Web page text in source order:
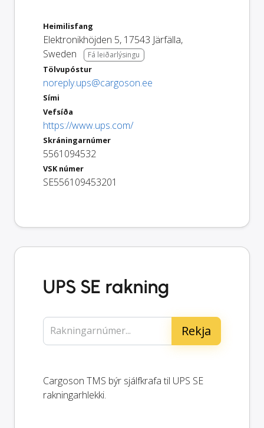
Heimilisfang
Elektronikhöjden 5, 17543 Järfälla,
Sweden
Fá leiðarlýsingu
Tölvupóstur
noreply.ups@cargoson.ee
Sími
Vefsíða
https://www.ups.com/
Skráningarnúmer
5561094532
VSK númer
SE556109453201
UPS SE rakning
Rakningarnúmer...
Cargoson TMS býr sjálfkrafa til UPS SE
rakningarhlekki.